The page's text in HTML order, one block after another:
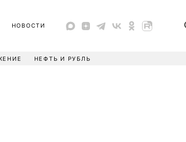
НОВОСТИ
НЕФТЬ И РУБЛЬ